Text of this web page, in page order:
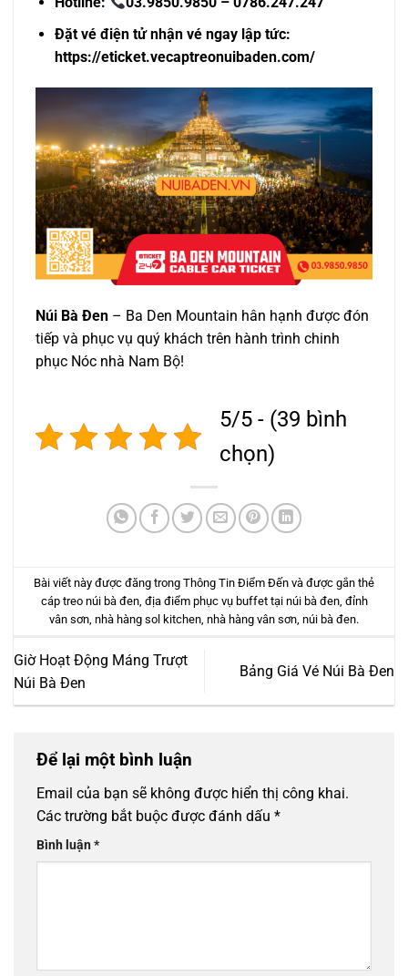
Đặt vé điện tử nhận vé ngay lập tức:
https://eticket.vecaptreonuibaden.com/
Núi Bà Đen – Ba Den Mountain hân hạnh được đón
tiếp và phục vụ quý khách trên hành trình chinh
phục Nóc nhà Nam Bộ!
5/5 - (39 bình
chọn)
Bài viết này được đăng trong Thông Tin Điểm Đến và được gắn thẻ
cáp treo núi bà đen, địa điểm phục vụ buffet tại núi bà đen, đỉnh
vân sơn nhà hàng sol kitchen nhà hàng vân sơn núi bà đen.
Giờ Hoạt Động Máng Trượt
Núi Bà Đen
Bảng Giá Vé Núi Bà Đen
Để lại một bình luận
Email của bạn sẽ không được hiển thị công khai.
Các trường bắt buộc được đánh dấu *
Bình luận*